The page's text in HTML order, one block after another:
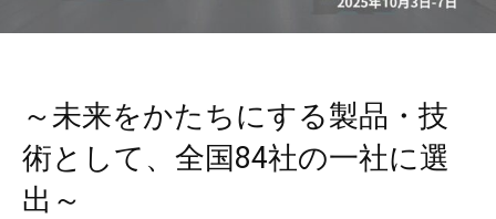
～未来をかたちにする製品・技
術として、全国84社の一社に選
出～